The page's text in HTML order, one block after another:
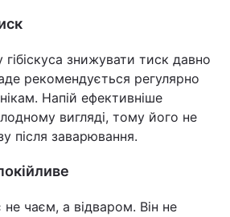
гібіскуса знижувати тиск давно
рекомендується регулярно
Напій ефективніше
вигляді, тому його не
після заварювання.
не чаєм, а відваром. Він не